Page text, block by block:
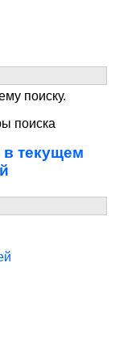
поиску.
поиска
в текущем